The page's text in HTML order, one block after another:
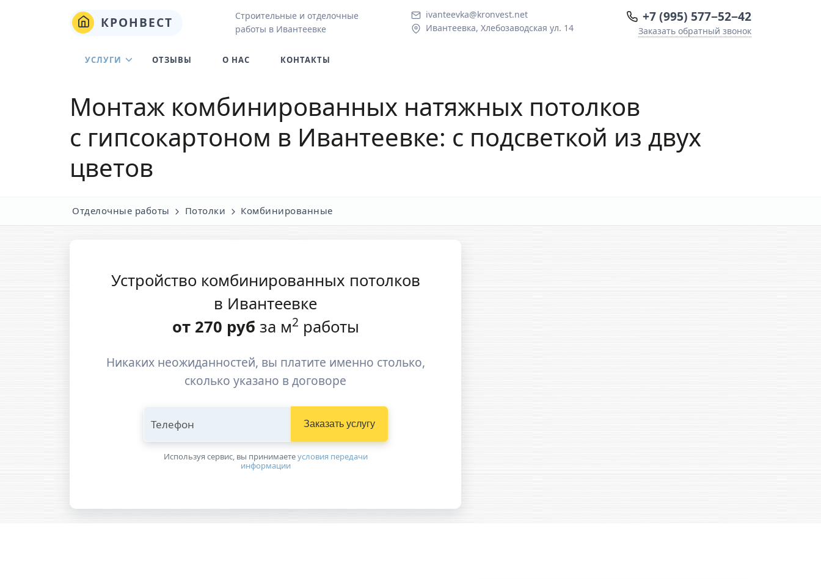
КРОНВЕСТ
Строительные и отделочные
работы в Ивантеевке
ivanteevka@kronvest.net
Ивантеевка, Хлебозаводская ул. 14
+7 (995) 577−52−42
Заказать обратный звонок
УСЛУГИ ОТЗЫВЫ О НАС КОНТАКТЫ
Монтаж комбинированных натяжных потолков
с гипсокартоном в Ивантеевке: с подсветкой из двух
цветов
Отделочные работы Потолки Комбинированные
Устройство комбинированных потолков
в Ивантеевке
от 270 руб за м2 работы
Никаких неожиданностей, вы платите именно столько,
сколько указано в договоре
Телефон Заказать услугу
Используя сервис, вы принимаетeусловия передачи
информации